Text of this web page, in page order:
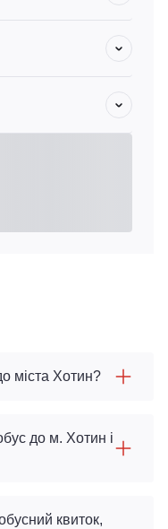
міста Хотин?
до м. Хотин і
квиток,